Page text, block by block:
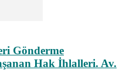
Gönderme
Hak İhlalleri. Av.